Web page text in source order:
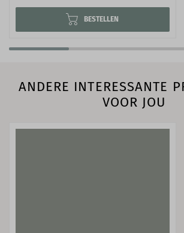
BESTELLEN
ANDERE INTERESSANTE
VOOR JOU